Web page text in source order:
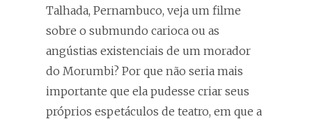
Talhada, Pernambuco, veja um filme
sobre o submundo carioca ou as
angústias existenciais de um morador
do Morumbi? Por que não seria mais
importante que ela pudesse criar seus
próprios espetáculos de teatro, em que a